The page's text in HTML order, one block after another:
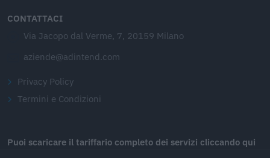
CONTATTACI
Via Jacopo dal Verme, 7, 20159 Milano
aziende@adintend.com
Privacy Policy
Termini e Condizioni
Puoi scaricare il tariffario completo dei servizi cliccando qui